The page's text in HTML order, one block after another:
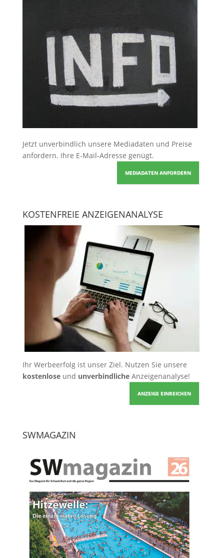
Jetzt unverbindlich unsere Mediadaten und Preise
anfordern. Ihre E-Mail-Adresse genügt.
MEDIADATEN ANFORDERN
KOSTENFREIE ANZEIGENANALYSE
Ihr Werbeerfolg ist unser Ziel. Nutzen Sie unsere
kostenloseund unverbindlicheAnzeigenanalyse!
ANZEIGE EINREICHEN
SWMAGAZIN